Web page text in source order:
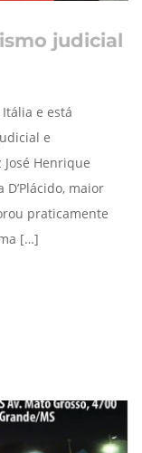
judicial
e está
e
Henrique
maior
praticamente
[…]